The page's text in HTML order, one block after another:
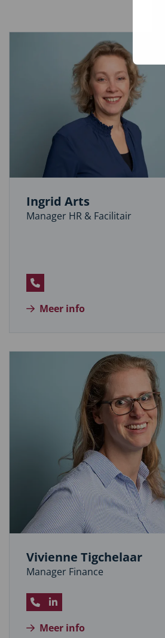
Ingrid Arts
Manager HR & Facilitair
Bel
Ingrid
Meer info
Vivienne Tigchelaar
Manager Finance
Bel
Vivienne
Bezoek
LinkedIn
Meer info